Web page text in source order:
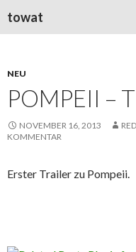
towat
NEU
POMPEII –
NOVEMBER 16, 2013
KOMMENTAR
Erster Trailer zu Pompeii.